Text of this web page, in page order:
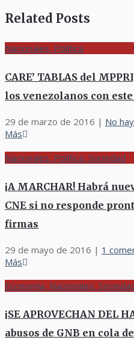
Related Posts
Nacionales, Política
CARE’ TABLAS del
los venezolanos con
29 de marzo de 2016 | No
Más
Nacionales, Política, Sociedad
¡A MARCHAR! Habrá
CNE si no responde
firmas
29 de mayo de 2016 | 1
Más
Economía, Nacionales,
¡SE APROVECHAN DEL
abusos de GNB en cola